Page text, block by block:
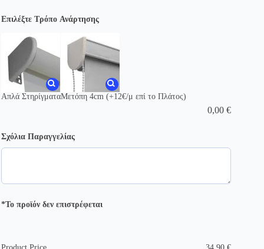
Επιλέξτε Τρόπο Ανάρτησης
Απλά ΣτηρίγματαΜετόπη 4cm (+12€/μ επί το Πλάτος)
0,00€
Σχόλια Παραγγελίας
*Το προϊόν δεν επιστρέφεται